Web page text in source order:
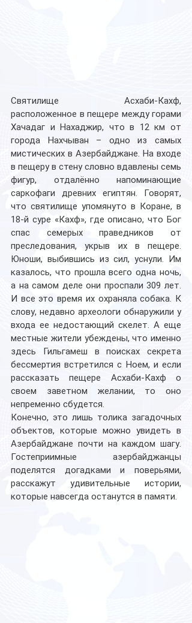
Святилище Асхаби-Кахф,
расположенное в пещере между горами
Хачадаг и Нахаджир, что в 12 км от
города Нахчыван – одно из самых
мистических в Азербайджане. На входе
в пещеру в стену словно вдавлены семь
фигур, отдалённо напоминающие
саркофаги древних египтян. Говорят,
что святилище упомянуто в Коране, в
18-й суре «Кахф», где описано, что Бог
спас семерых праведников от
преследования, укрыв их в пещере.
Юноши, выбившись из сил, уснули. Им
казалось, что прошла всего одна ночь,
а на самом деле они проспали 309 лет.
И все это время их охраняла собака. К
слову, недавно археологи обнаружили у
входа ее недостающий скелет. А еще
местные жители убеждены, что именно
здесь Гильгамеш в поисках секрета
бессмертия встретился с Ноем, и если
рассказать пещере Асхаби-Кахф о
своем заветном желании, то оно
непременно сбудется.
Конечно, это лишь толика загадочных
объектов, которые можно увидеть в
Азербайджане почти на каждом шагу.
Гостеприимные азербайджанцы
поделятся догадками и поверьями,
расскажут удивительные истории,
которые навсегда останутся в памяти.